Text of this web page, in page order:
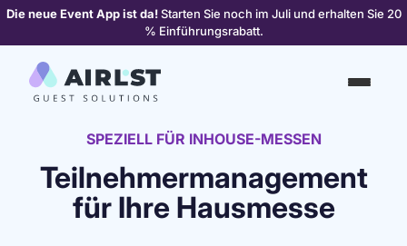
Die neue Event App ist da!Starten Sie noch im Juli und erhalten Sie 20
% Einführungsrabatt.
SPEZIELL FÜR INHOUSE-MESSEN
Teilnehmermanagement
für Ihre Hausmesse